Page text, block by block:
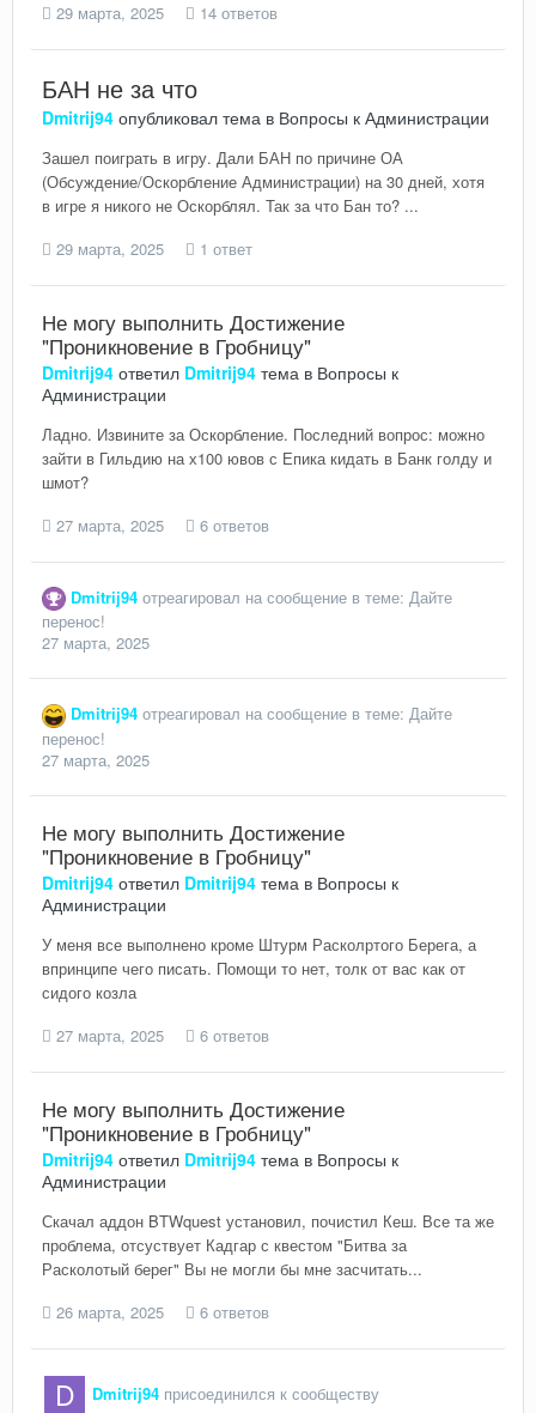
29 марта, 2025
14 ответов
БАН не за что
Dmitrij94 опубликовал тема в Вопросы к Администрации
Зашел поиграть в игру. Дали БАН по причине ОА
(Обсуждение/Оскорбление Администрации) на 30 дней, хотя
в игре я никого не Оскорблял. Так за что Бан то? ...
29 марта, 2025
1 ответ
Не могу выполнить Достижение
"Проникновение в Гробницу"
Dmitrij94 ответил Dmitrij94 тема в Вопросы к
Администрации
Ладно. Извините за Оскорбление. Последний вопрос: можно
зайти в Гильдию на х100 ювов с Епика кидать в Банк голду и
шмот?
27 марта, 2025
6 ответов
Dmitrij94 отреагировал на сообщение в теме: Дайте
перенос!
27 марта, 2025
Dmitrij94 отреагировал на сообщение в теме: Дайте
перенос!
27 марта, 2025
Не могу выполнить Достижение
"Проникновение в Гробницу"
Dmitrij94 ответил Dmitrij94 тема в Вопросы к
Администрации
У меня все выполнено кроме Штурм Расколртого Берега, а
впринципе чего писать. Помощи то нет, толк от вас как от
сидого козла
27 марта, 2025
6 ответов
Не могу выполнить Достижение
"Проникновение в Гробницу"
Dmitrij94 ответил Dmitrij94 тема в Вопросы к
Администрации
Скачал аддон BTWquest установил, почистил Кеш. Все та же
проблема, отсуствует Кадгар с квестом "Битва за
Расколотый берег" Вы не могли бы мне засчитать...
26 марта, 2025
6 ответов
Dmitrij94 присоединился к сообществу